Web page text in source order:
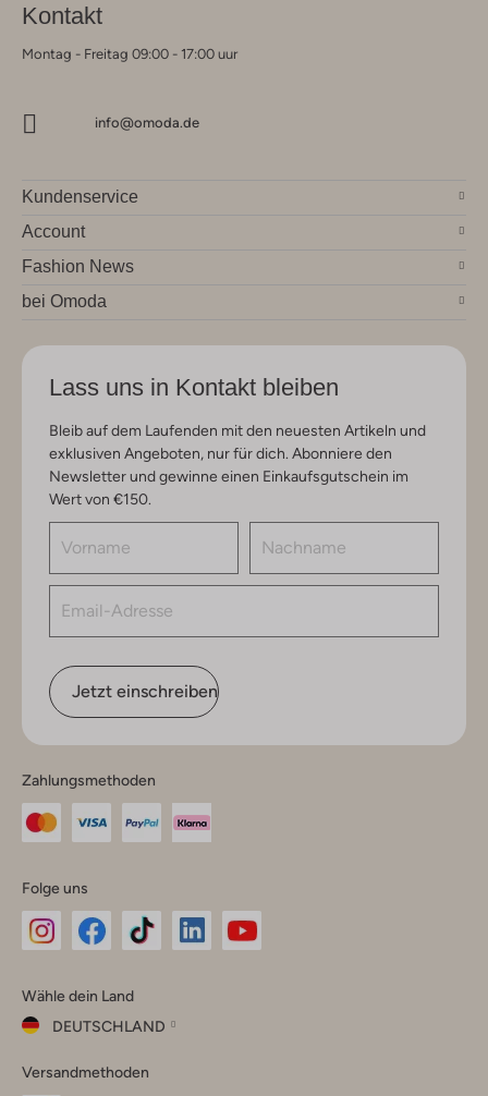
Kontakt
Montag - Freitag 09:00 - 17:00 uur
info@omoda.de
Kundenservice
Account
Fashion News
bei Omoda
Lass uns in Kontakt bleiben
Bleib auf dem Laufenden mit den neuesten Artikeln und
exklusiven Angeboten, nur für dich. Abonniere den
Newsletter und gewinne einen Einkaufsgutschein im
Wert von €150.
Jetzt einschreiben
Zahlungsmethoden
Folge uns
Instagram
Facebook
TikTok
Wähle dein Land
DEUTSCHLAND
dein
Versandmethoden